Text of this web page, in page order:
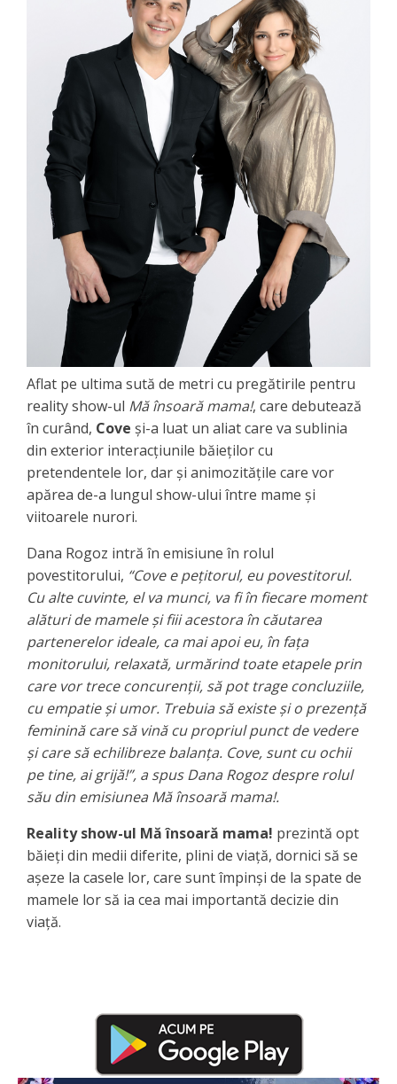
Aflat pe ultima sută de metri cu pregătirile pentru
reality show-ul Mă însoară mama!, care debutează
în curând, Cove şi-a luat un aliat care va sublinia
din exterior interacţiunile băieţilor cu
pretendentele lor, dar şi animozitățile care vor
apărea de-a lungul show-ului între mame şi
viitoarele nurori.
Dana Rogoz intră în emisiune în rolul
povestitorului, “Cove e peţitorul, eu povestitorul.
Cu alte cuvinte, el va munci, va fi în fiecare moment
alături de mamele şi fiii acestora în căutarea
partenerelor ideale, ca mai apoi eu, în faţa
monitorului, relaxată, urmărind toate etapele prin
care vor trece concurenţii, să pot trage concluziile,
cu empatie şi umor. Trebuia să existe şi o prezenţă
feminină care să vină cu propriul punct de vedere
şi care să echilibreze balanţa. Cove, sunt cu ochii
pe tine, ai grijă!”, a spus Dana Rogoz despre rolul
său din emisiunea Mă însoară mama!.
Reality show-ul Mă însoară mama! prezintă opt
băieţi din medii diferite, plini de viaţă, dornici să se
aşeze la casele lor, care sunt împinşi de la spate de
mamele lor să ia cea mai importantă decizie din
viaţă.